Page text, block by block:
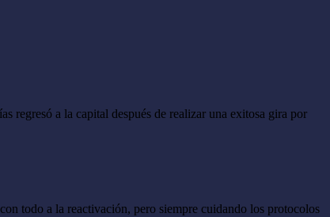
regresó a la capital después de realizar una exitosa gira por
todo a la reactivación, pero siempre cuidando los protocolos